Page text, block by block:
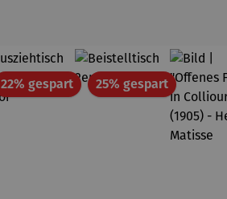
22% gespartRabatt25% gespartRabatt